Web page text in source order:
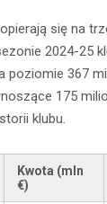
się na
2024-25
poziomie 367
175
klubu.
Kwota (mln
€)